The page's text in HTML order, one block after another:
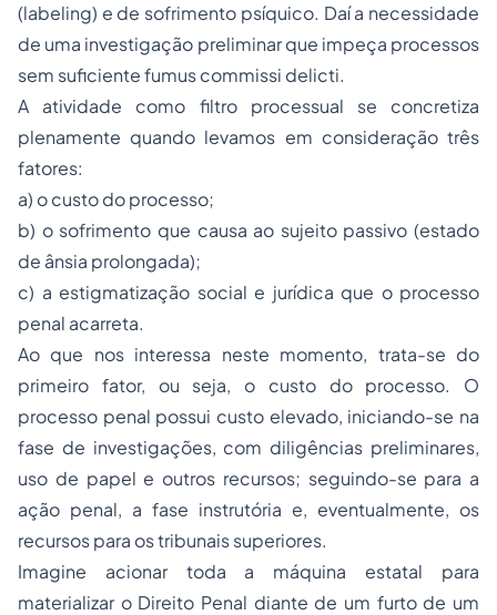
(labeling) e de sofrimento psíquico. Daí a necessidade
de uma investigação preliminar que impeça processos
sem suficientefumus commissi delicti.
A atividade como filtro processual se concretiza
plenamente quando levamos em consideração três
fatores:
a) o custo do processo;
b) o sofrimento que causa ao sujeito passivo (estado
de ânsia prolongada);
c) a estigmatização social e jurídica que o processo
penal acarreta.
Ao que nos interessa neste momento, trata-se do
primeiro fator, ou seja, o custo do processo. O
processo penal possui custo elevado, iniciando-se na
fase de investigações, com diligências preliminares,
uso de papel e outros recursos; seguindo-se para a
ação penal, a fase instrutória e, eventualmente, os
recursos para os tribunais superiores.
Imagine acionar toda a máquina estatal para
materializar o Direito Penal diante de um furto de um